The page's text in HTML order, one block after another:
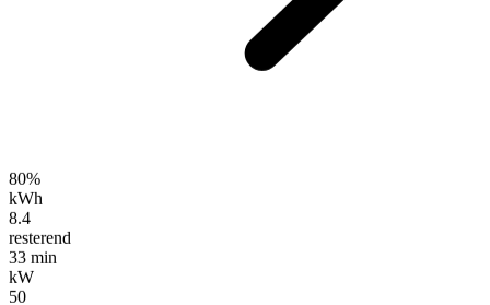
80%
kWh
10.0
resterend
31 min
kW
50